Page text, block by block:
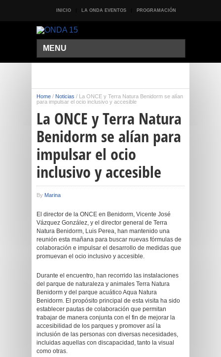
INICIO LA ONDA EVENTOS PROGRAMACIÓN
MENU
Home / Noticias / La ONCE y Terra Natura Benidorm se alían
para impulsar el ocio inclusivo y accesible
La ONCE y Terra Natura
Benidorm se alían para
impulsar el ocio
inclusivo y accesible
By Marina
El director de la ONCE en Benidorm, Vicente José
Vázquez González, y el director general de Terra
Natura Benidorm, Luis Perea, han mantenido una
reunión esta mañana para buscar nuevas fórmulas de
colaboración e impulsar el desarrollo de medidas que
promuevan el ocio inclusivo y accesible.
Durante el encuentro, han recorrido las instalaciones
del parque de naturaleza y animales Terra Natura
Benidorm y del parque acuático Aqua Natura
Benidorm. El propósito principal de esta visita ha sido
establecer pautas de colaboración que permitan
trabajar de manera conjunta con el fin de mejorar la
accesibilidad de los parques y promover así la
inclusión de las personas con diversas necesidades,
incluidas aquellas con discapacidad, tanto la visual
como otras.